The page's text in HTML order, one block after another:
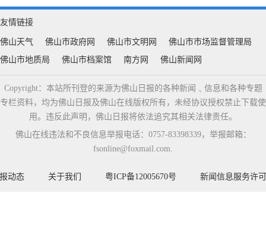
友情链接
佛山天气 佛山市政府网 佛山市文明网
佛山市市场监督管理局
佛山市地质局
佛山市档案馆 南方网 佛山新闻网
Copyright：本站所刊登的来源为佛山日报的各种新闻﹑信息和各种专题
专栏资料，均为佛山日报及佛山在线版权所有，未经协议授权禁止下载使
用。违反此声明，佛山日报将依法追究其相关法律责任。
佛山在线违法和不良信息举报电话：0757-83398339，举报邮箱：
fsonline@foxmail.com.
动态 关于我们 粤ICP备12005670号 新闻信息服务许